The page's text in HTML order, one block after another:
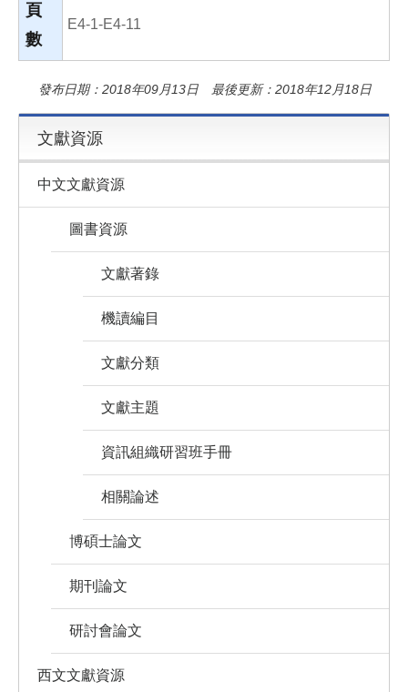
頁
數
E4-1-E4-11
發布日期：2018年09月13日 最後更新：2018年12月18日
文獻資源
中文文獻資源
圖書資源
文獻著錄
機讀編目
文獻分類
文獻主題
資訊組織研習班手冊
相關論述
博碩士論文
期刊論文
研討會論文
西文文獻資源